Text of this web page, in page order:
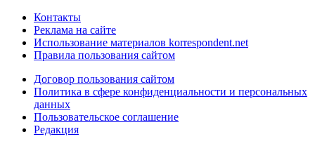
Контакты
Реклама на сайте
Использование материалов korrespondent.net
Правила пользования сайтом
Договор пользования сайтом
Политика в сфере конфиденциальности и персональных
данных
Пользовательское соглашение
Редакция